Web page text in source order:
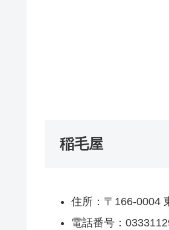
稲毛屋
住所：〒166-0004
電話番号：